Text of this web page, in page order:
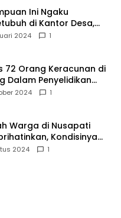
Ini Ngaku
di Kantor Desa,
Pasir Panjang
2024 1
72 Orang Keracunan di
Dalam Penyelidikan
Sambas
2024 1
Warga di Nusapati
Kondisinya
Roboh dan Tidak Layak
2024 1